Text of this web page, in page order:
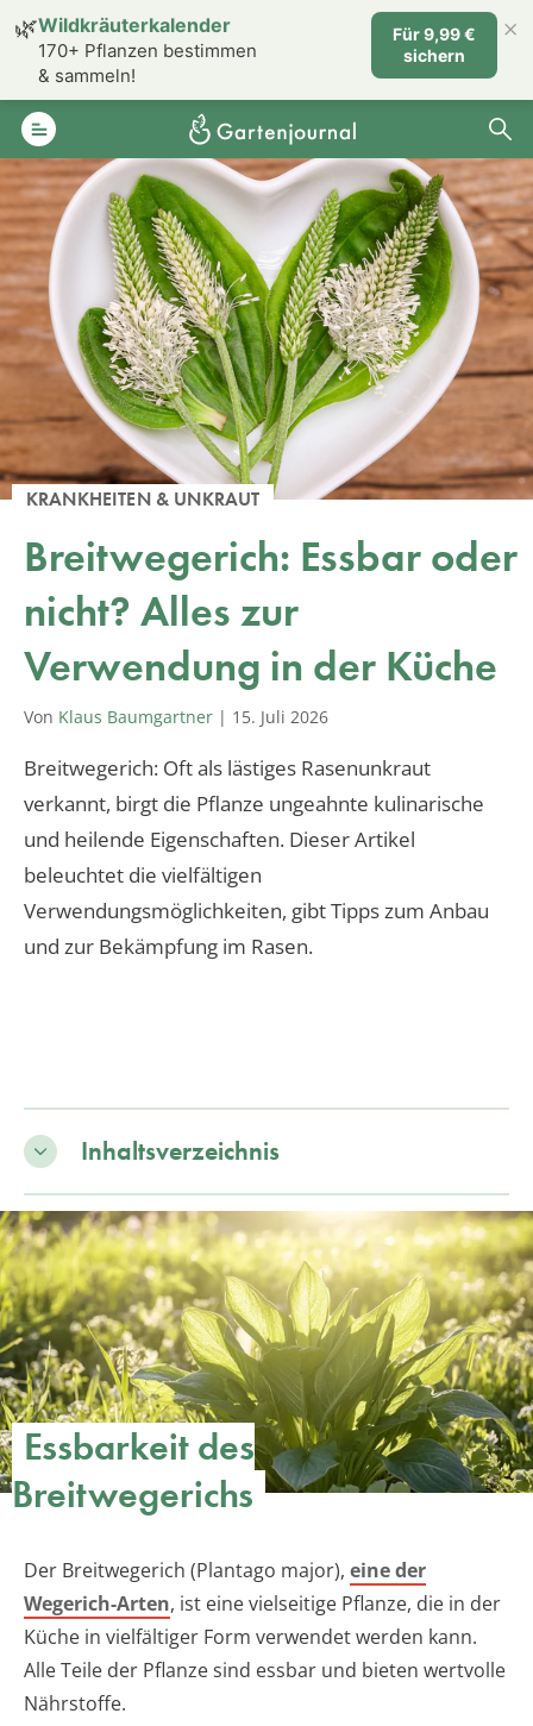
KRANKHEITEN & UNKRAUT
Breitwegerich: Essbar oder
nicht? Alles zur
Verwendung in der Küche
Von Klaus Baumgartner | 15. Juli 2026
Breitwegerich: Oft als lästiges Rasenunkraut
verkannt, birgt die Pflanze ungeahnte kulinarische
und heilende Eigenschaften. Dieser Artikel
beleuchtet die vielfältigen
Verwendungsmöglichkeiten, gibt Tipps zum Anbau
und zur Bekämpfung im Rasen.
Inhaltsverzeichnis
Essbarkeit des
Breitwegerichs
Der Breitwegerich (Plantago major), eine der
Wegerich-Arten, ist eine vielseitige Pflanze, die in der
Küche in vielfältiger Form verwendet werden kann.
Alle Teile der Pflanze sind essbar und bieten wertvolle
Nährstoffe.
🌿Wildkräuterkalender
170+ Pflanzen bestimmen
& sammeln!
Für 9,99 €
sichern
×